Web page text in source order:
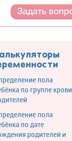
пола
по группе крови
пола
по дате
родителей и